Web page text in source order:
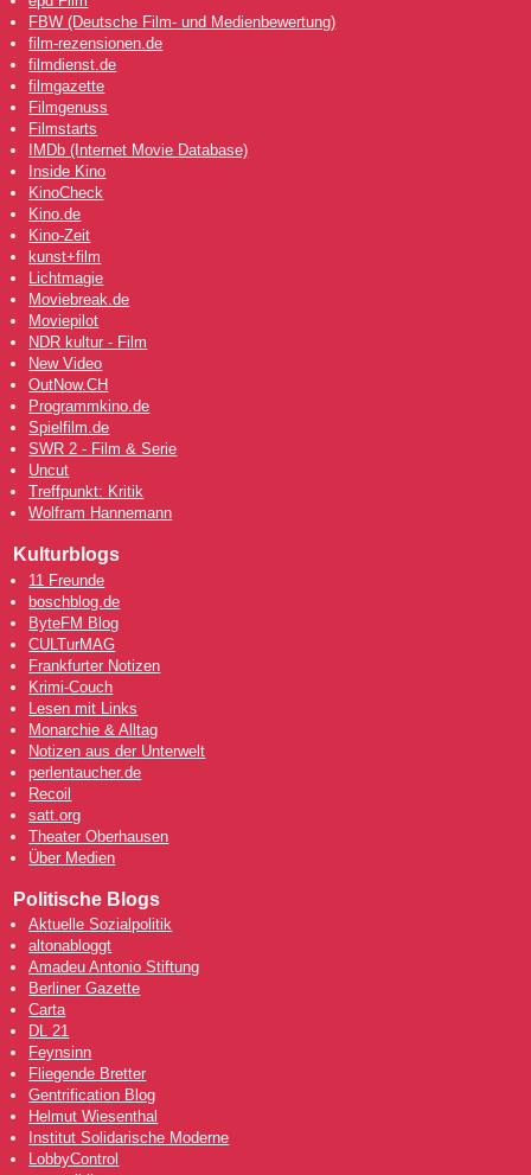
FBW (Deutsche Film- und Medienbewertung)
film-rezensionen.de
filmdienst.de
filmgazette
Filmgenuss
Filmstarts
IMDb (Internet Movie Database)
Inside Kino
KinoCheck
Kino.de
Kino-Zeit
kunst+film
Lichtmagie
Moviebreak.de
Moviepilot
NDR kultur - Film
New Video
OutNow.CH
Programmkino.de
Spielfilm.de
SWR 2 - Film & Serie
Uncut
Treffpunkt: Kritik
Wolfram Hannemann
Kulturblogs
11 Freunde
boschblog.de
ByteFM Blog
CULTurMAG
Frankfurter Notizen
Krimi-Couch
Lesen mit Links
Monarchie & Alltag
Notizen aus der Unterwelt
perlentaucher.de
Recoil
satt.org
Theater Oberhausen
Über Medien
Politische Blogs
Aktuelle Sozialpolitik
altonabloggt
Amadeu Antonio Stiftung
Berliner Gazette
Carta
DL 21
Feynsinn
Fliegende Bretter
Gentrification Blog
Helmut Wiesenthal
Institut Solidarische Moderne
LobbyControl